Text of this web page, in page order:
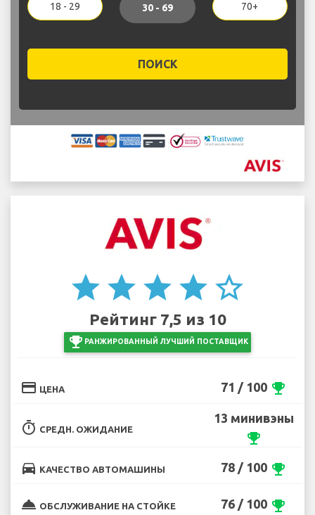
18 - 29 30 - 69 70+
ПОИСК
star star star star star_border
Рейтинг 7,5 из 10
emoji_events РАНЖИРОВАННЫЙ ЛУЧШИЙ ПОСТАВЩИК
credit_card ЦЕНА 71 / 100 emoji_events
timer СРЕДН. ОЖИДАНИЕ
13 минивэны
emoji_events
directions_car КАЧЕСТВО АВТОМАШИНЫ 78 / 100 emoji_events
room_service ОБСЛУЖИВАНИЕ НА СТОЙКЕ 76 / 100 emoji_events